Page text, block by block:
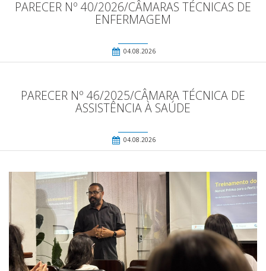
PARECER Nº 40/2026/CÂMARAS TÉCNICAS DE
ENFERMAGEM
04.08.2026
PARECER Nº 46/2025/CÂMARA TÉCNICA DE
ASSISTÊNCIA À SAÚDE
04.08.2026